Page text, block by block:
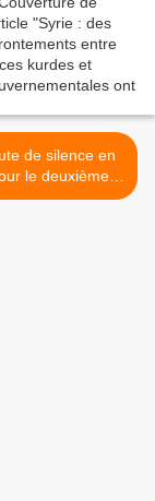
de silence en
le deuxième
du 7-Octobre,